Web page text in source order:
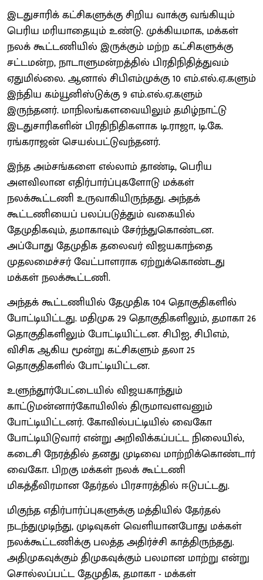
இடதுசாரிக் கட்சிகளுக்கு சிறிய வாக்கு வங்கியும்
பெரிய மரியாதையும் உண்டு. முக்கியமாக, மக்கள்
நலக் கூட்டணியில் இருக்கும் மற்ற கட்சிகளுக்கு
சட்டமன்ற, நாடாளுமன்றத்தில் பிரதிநிதித்துவம்
ஏதுமில்லை. ஆனால் சிபிஎம்முக்கு 10 எம்.எல்.ஏ.களும்
இந்திய கம்யூனிஸ்டுக்கு 9 எம்.எல்.ஏ.களும்
இருந்தனர். மாநிலங்களவையிலும் தமிழ்நாட்டு
இடதுசாரிகளின் பிரதிநிதிகளாக டி.ராஜா, டி.கே.
ரங்கராஜன் செயல்பட்டுவந்தனர்.
இந்த அம்சங்களை எல்லாம் தாண்டி, பெரிய
அளவிலான எதிர்பார்ப்புகளோடு மக்கள்
நலக்கூட்டணி உருவாகியிருந்தது. அந்தக்
கூட்டணியைப் பலப்படுத்தும் வகையில்
தேமுதிகவும், தமாகாவும் சேர்ந்துகொண்டன.
அப்போது தேமுதிக தலைவர் விஜயகாந்தை
முதலமைச்சர் வேட்பாளராக ஏற்றுக்கொண்டது
மக்கள் நலக்கூட்டணி.
அந்தக் கூட்டணியில் தேமுதிக 104 தொகுதிகளில்
போட்டியிட்டது. மதிமுக 29 தொகுதிகளிலும், தமாகா 26
தொகுதிகளிலும் போட்டியிட்டன. சிபிஐ, சிபிஎம்,
விசிக ஆகிய மூன்று கட்சிகளும் தலா 25
தொகுதிகளில் போட்டியிட்டன.
உளுந்தூர்பேட்டையில் விஜயகாந்தும்
காட்டுமன்னார்கோயிலில் திருமாவளவனும்
போட்டியிட்டனர். கோவில்பட்டியில் வைகோ
போட்டியிடுவார் என்று அறிவிக்கப்பட்ட நிலையில்,
கடைசி நேரத்தில் தனது முடிவை மாற்றிக்கொண்டார்
வைகோ. பிறகு மக்கள் நலக் கூட்டணி
மிகத்தீவிரமான தேர்தல் பிரசாரத்தில் ஈடுபட்டது.
மிகுந்த எதிர்பார்ப்புகளுக்கு மத்தியில் தேர்தல்
நடந்துமுடிந்து, முடிவுகள் வெளியானபோது மக்கள்
நலக்கூட்டணிக்கு பலத்த அதிர்ச்சி காத்திருந்தது.
அதிமுகவுக்கும் திமுகவுக்கும் பலமான மாற்று என்று
சொல்லப்பட்ட தேமுதிக, தமாகா - மக்கள்